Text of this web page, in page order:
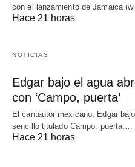
con el lanzamiento de Jamaica
Hace 21 horas
NOTICIAS
Edgar bajo el agua
con ‘Campo, puerta’
El cantautor mexicano, Edgar
sencillo titulado Campo, puerta,…
Hace 21 horas